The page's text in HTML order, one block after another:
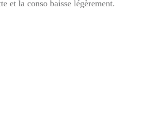
et la conso baisse légèrement.